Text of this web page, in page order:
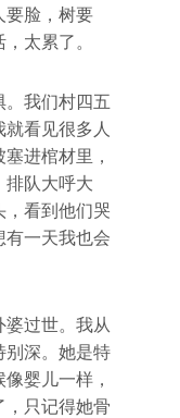
要脸，树要
太累了。
。我们村四五
看见很多人
进棺材里，
排队大呼大
，看到他们哭
有一天我也会
婆过世。我从
别深。她是特
婴儿一样，
，只记得她骨